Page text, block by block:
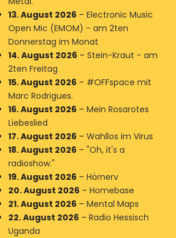
13. August 2026– Electronic Music
Open Mic (EMOM) - am 2ten
Donnerstag im Monat
14. August 2026– Stein-Kraut - am
2ten Freitag
15. August 2026– #OFFspace mit
Marc Rodrigues.
16. August 2026– Mein Rosarotes
Liebeslied
17. August 2026– Wahllos im Virus
18. August 2026– "Oh, it's a
radioshow."
19. August 2026– Hörnerv
20. August 2026– Homebase
21. August 2026– Mental Maps
22. August 2026– Radio Hessisch
Uganda